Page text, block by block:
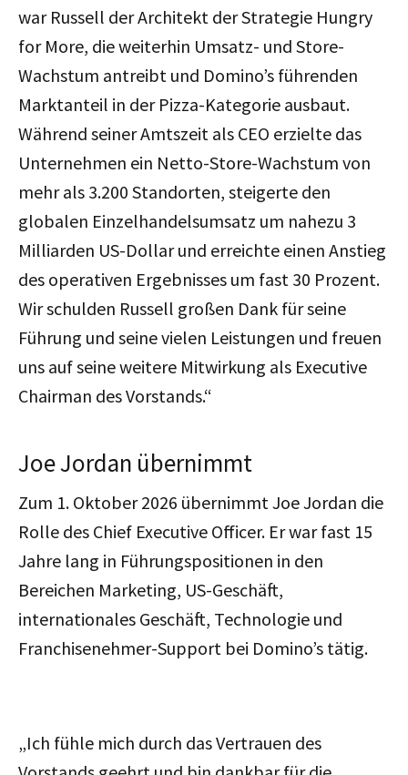
war Russell der Architekt der Strategie Hungry
for More, die weiterhin Umsatz- und Store-
Wachstum antreibt und Domino’s führenden
Marktanteil in der Pizza-Kategorie ausbaut.
Während seiner Amtszeit als CEO erzielte das
Unternehmen ein Netto-Store-Wachstum von
mehr als 3.200 Standorten, steigerte den
globalen Einzelhandelsumsatz um nahezu 3
Milliarden US-Dollar und erreichte einen Anstieg
des operativen Ergebnisses um fast 30 Prozent.
Wir schulden Russell großen Dank für seine
Führung und seine vielen Leistungen und freuen
uns auf seine weitere Mitwirkung als Executive
Chairman des Vorstands.“
Joe Jordan übernimmt
Zum 1. Oktober 2026 übernimmt Joe Jordan die
Rolle des Chief Executive Officer. Er war fast 15
Jahre lang in Führungspositionen in den
Bereichen Marketing, US-Geschäft,
internationales Geschäft, Technologie und
Franchisenehmer-Support bei Domino’s tätig.
„Ich fühle mich durch das Vertrauen des